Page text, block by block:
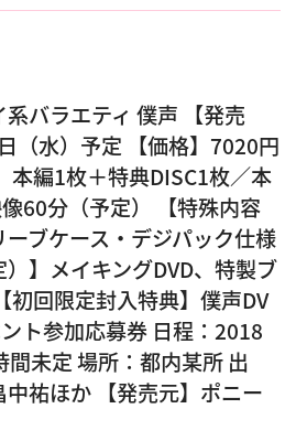
系バラエティ 僕声 【発売
（水）予定 【価格】7020円
本編1枚＋特典DISC1枚／本
60分（予定） 【特殊内容
ブケース・デジパック仕様
）】メイキングDVD、特製ブ
初回限定封入特典】僕声DV
ト参加応募券 日程：2018
未定 場所：都内某所 出
祐ほか 【発売元】ポニー